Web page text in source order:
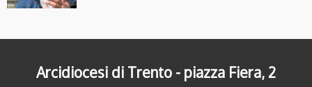
Arcidiocesi di Trento - piazza Fiera, 2